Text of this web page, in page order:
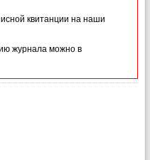
квитанции на наши
журнала можно в